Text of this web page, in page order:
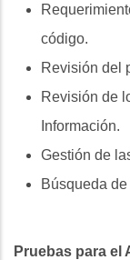
código.
Revisión del
Revisión de
Información.
Gestión de
Búsqueda
Pruebas para el